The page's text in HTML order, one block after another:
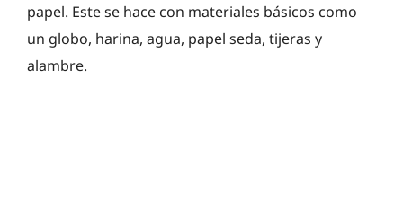
papel. Este se hace con materiales básicos como
un globo, harina, agua, papel seda, tijeras y
alambre.